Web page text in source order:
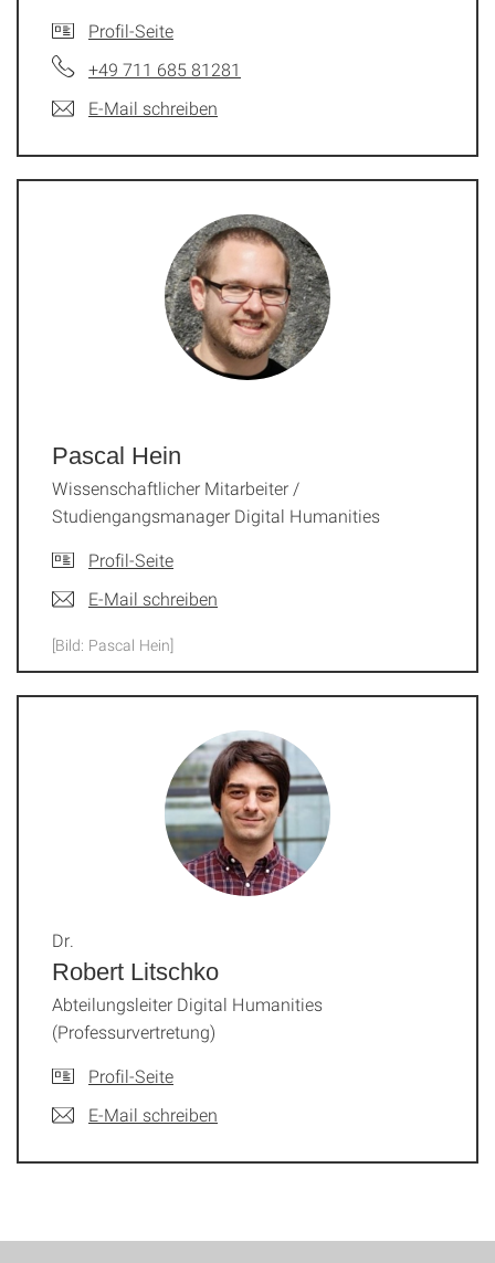
Profil-Seite
+49 711 685 81281
E-Mail schreiben
Pascal Hein
Wissenschaftlicher Mitarbeiter /
Studiengangsmanager Digital Humanities
Profil-Seite
E-Mail schreiben
[Bild: Pascal Hein]
Robert Litschko
Dr.
Abteilungsleiter Digital Humanities
(Professurvertretung)
Profil-Seite
E-Mail schreiben